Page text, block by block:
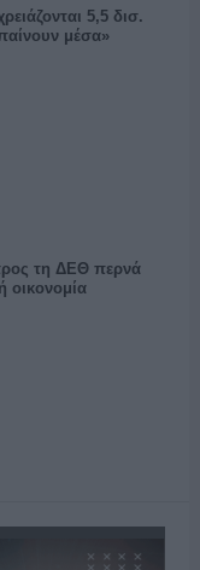
5,5 δισ.
μέσα»
τη ΔΕΘ περνά
οικονομία